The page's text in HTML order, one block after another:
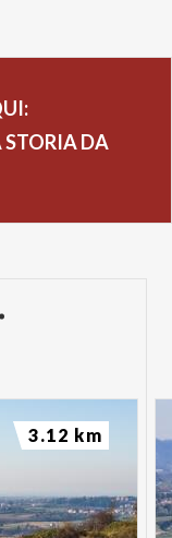
STORIA DA
3.12 km